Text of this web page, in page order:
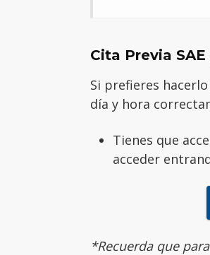
Cita Previa
Si prefieres
día y hora
Tienes que
acceder
*Recuerda que